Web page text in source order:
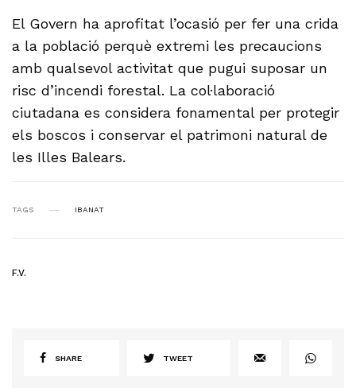
El Govern ha aprofitat l’ocasió per fer una crida
a la població perquè extremi les precaucions
amb qualsevol activitat que pugui suposar un
risc d’incendi forestal. La col·laboració
ciutadana es considera fonamental per protegir
els boscos i conservar el patrimoni natural de
les Illes Balears.
TAGS IBANAT
F.V.
SHARE TWEET